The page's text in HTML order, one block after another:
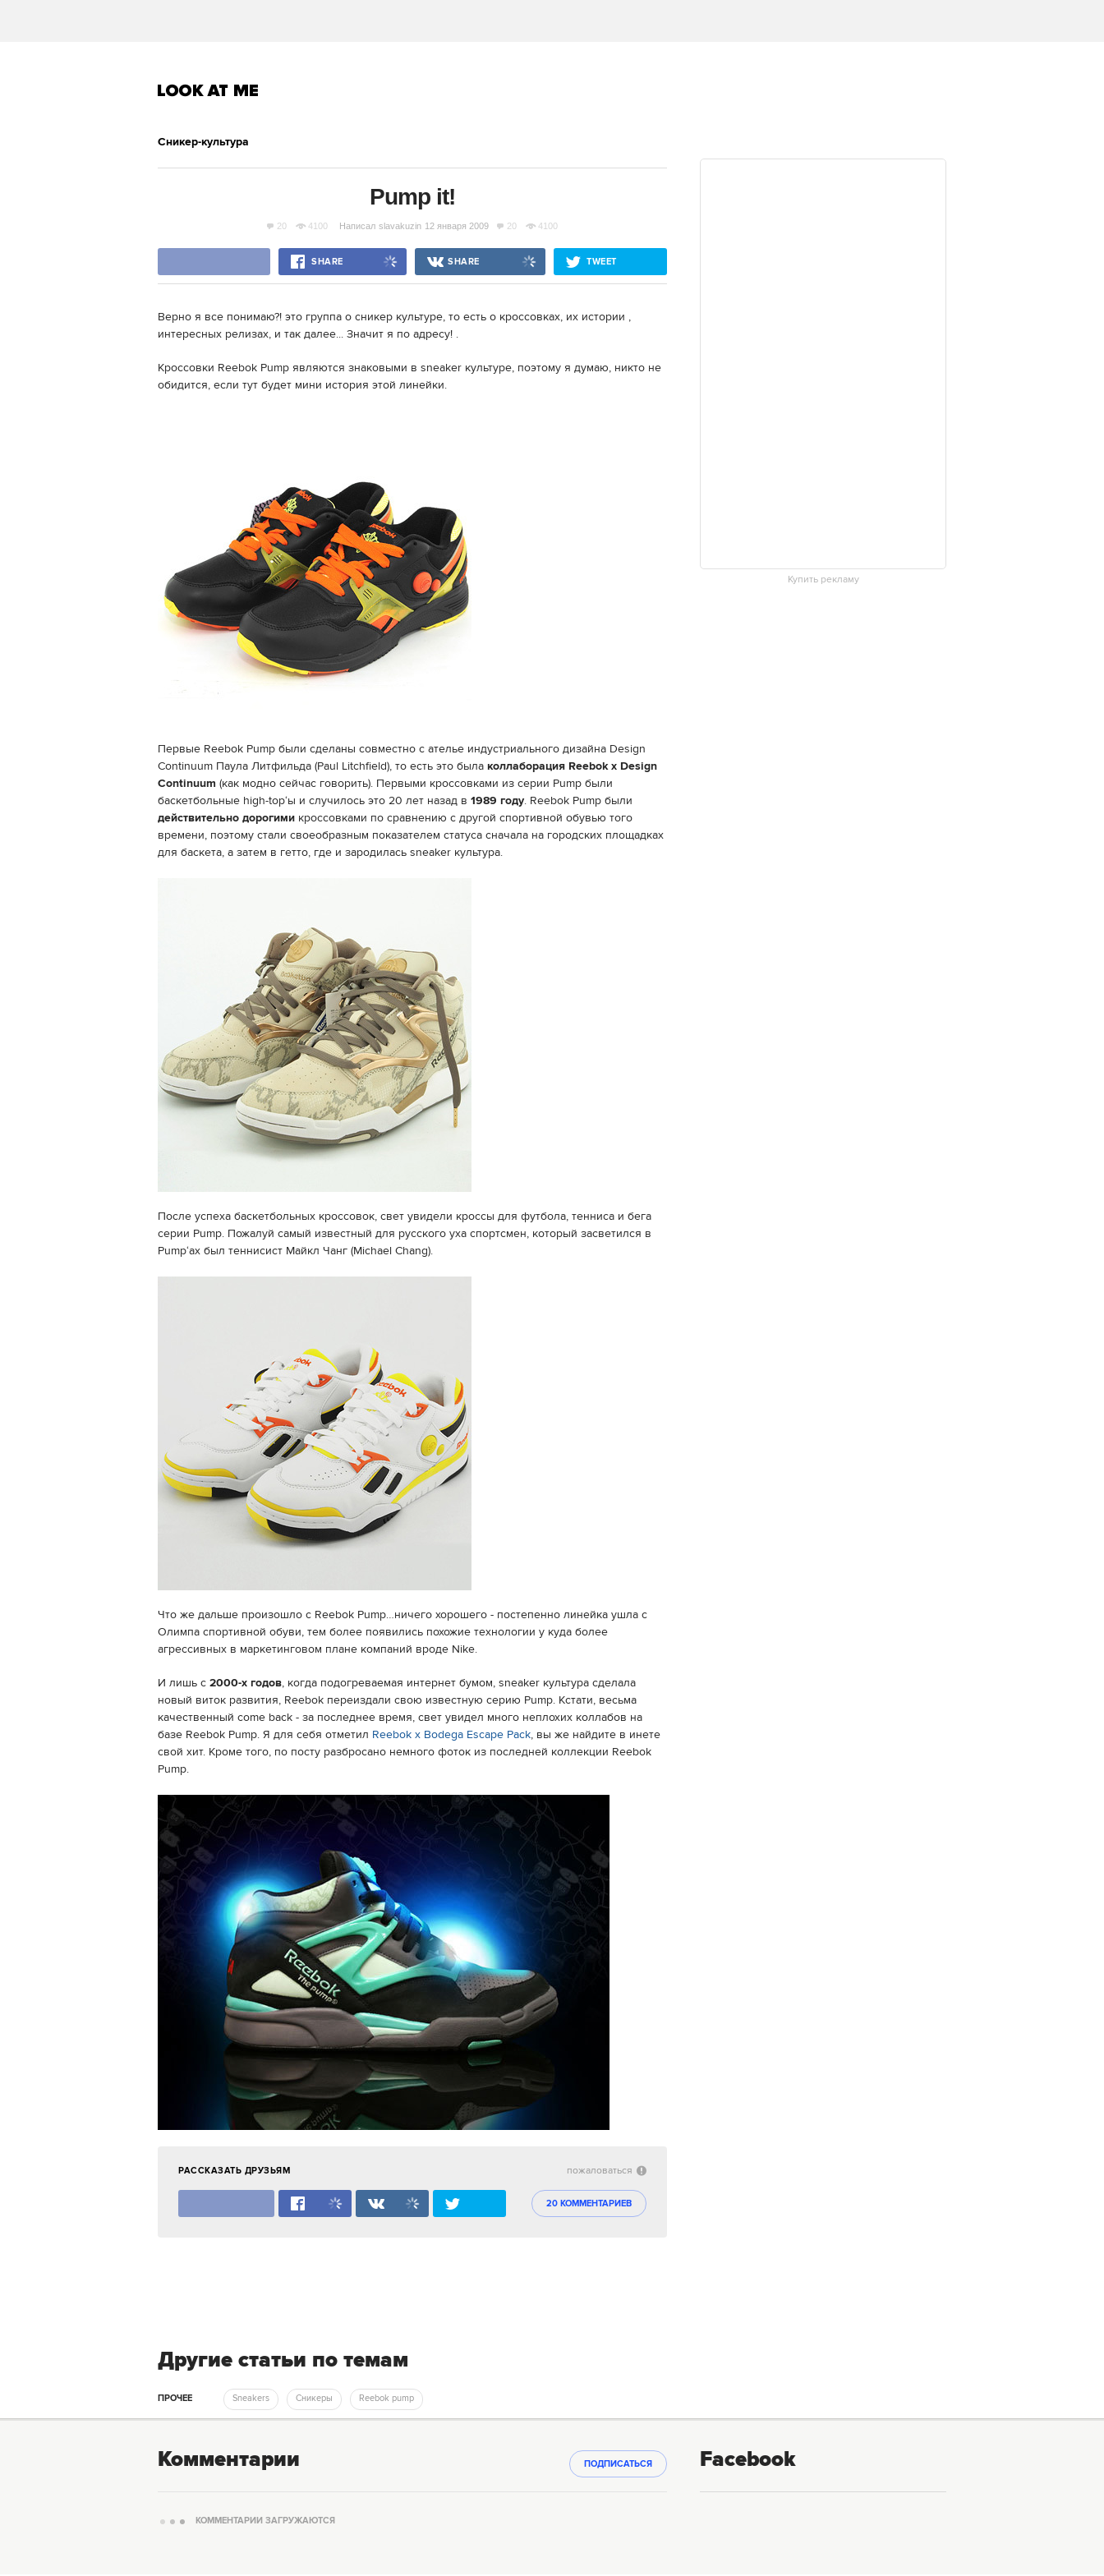
Сникер-культура
Pump it!
20 4100 Написал slavakuzin 12 января 2009 20 4100
SHARE SHARE TWEET
Верно я все понимаю?! это группа о сникер культуре, то есть о кроссовках, их истории ,
интересных релизах, и так далее... Значит я по адресу! .
Кроссовки Reebok Pump являются знаковыми в sneaker культуре, поэтому я думаю, никто не
обидится, если тут будет мини история этой линейки.
Первые Reebok Pump были сделаны совместно с ателье индустриального дизайна Design
Continuum Паула Литфильда (Paul Litchfield), то есть это была коллаборация Reebok x Design
Continuum (как модно сейчас говорить). Первыми кроссовками из серии Pump были
баскетбольные high-top‘ы и случилось это 20 лет назад в 1989 году. Reebok Pump были
действительно дорогими кроссовками по сравнению с другой спортивной обувью того
времени, поэтому стали своеобразным показателем статуса сначала на городских площадках
для баскета, а затем в гетто, где и зародилась sneaker культура.
После успеха баскетбольных кроссовок, свет увидели кроссы для футбола, тенниса и бега
серии Pump. Пожалуй самый известный для русского уха спортсмен, который засветился в
Pump‘ах был теннисист Майкл Чанг (Michael Chang).
Что же дальше произошло с Reebok Pump…ничего хорошего - постепенно линейка ушла с
Олимпа спортивной обуви, тем более появились похожие технологии у куда более
агрессивных в маркетинговом плане компаний вроде Nike.
И лишь с 2000-х годов, когда подогреваемая интернет бумом, sneaker культура сделала
новый виток развития, Reebok переиздали свою известную серию Pump. Кстати, весьма
качественный come back - за последнее время, свет увидел много неплохих коллабов на
базе Reebok Pump. Я для себя отметил Reebok x Bodega Escape Pack, вы же найдите в инете
свой хит. Кроме того, по посту разбросано немного фоток из последней коллекции Reebok
Pump.
РАССКАЗАТЬ ДРУЗЬЯМ
20 КОММЕНТАРИЕВ
пожаловаться
Купить рекламу
Другие статьи по темам
ПРОЧЕЕ Sneakers Сникеры Reebok pump
Комментарии ПОДПИСАТЬСЯ
КОММЕНТАРИИ ЗАГРУЖАЮТСЯ
Facebook